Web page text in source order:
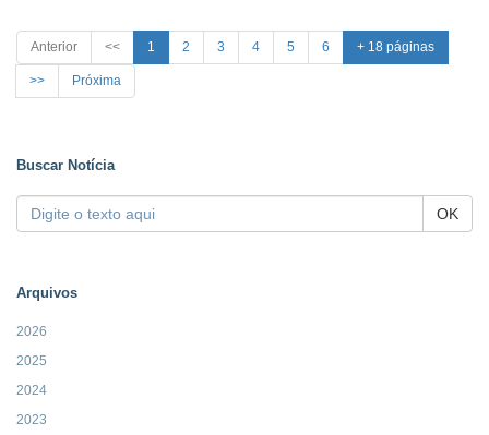
Anterior << 1 2 3 4 5 6 + 18 páginas
>> Próxima
Buscar Notícia
OK
Arquivos
2026
2025
2024
2023